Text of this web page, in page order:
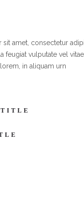
sit amet, consectetur
feugiat vulputate vel
in aliquam urn